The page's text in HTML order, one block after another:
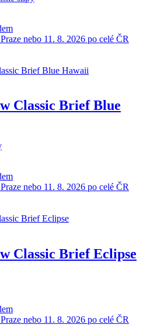
nebo 11. 8. 2026 po celé ČR
Classic Brief Blue
nebo 11. 8. 2026 po celé ČR
Classic Brief Eclipse
nebo 11. 8. 2026 po celé ČR